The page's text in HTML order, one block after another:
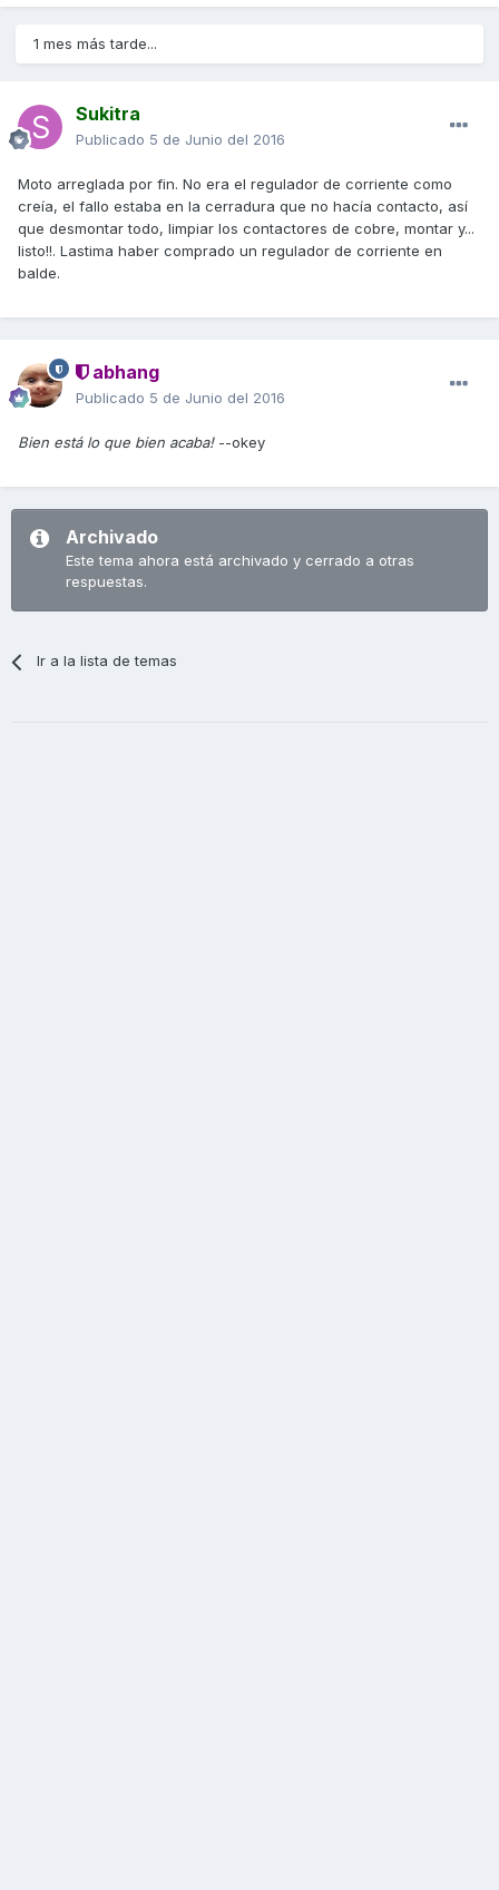
1 mes más tarde...
Sukitra
Publicado 5 de Junio del 2016
Moto arreglada por fin. No era el regulador de corriente como
creía, el fallo estaba en la cerradura que no hacía contacto, así
que desmontar todo, limpiar los contactores de cobre, montar y...
listo!!. Lastima haber comprado un regulador de corriente en
balde.
abhang
Publicado 5 de Junio del 2016
Bien está lo que bien acaba!--okey
Archivado
Este tema ahora está archivado y cerrado a otras
respuestas.
Ir a la lista de temas